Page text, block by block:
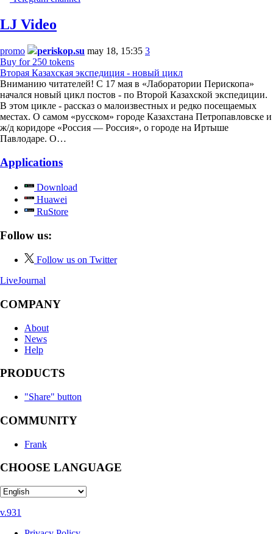
LJ Video
promo periskop.su may 18, 15:35 3
Buy for 250 tokens
Вторая Казахская экспедиция - новый цикл
Вниманию читателей! С 17 мая в «Лаборатории Перископа»
начался новый цикл постов - по Второй Казахской экспедиции.
В этом цикле - рассказ о малоизвестных и редко посещаемых
местах. О самом «русском» городе Казахстана Петропавловске и
ж/д коридоре «Россия — Россия», о городе на Иртыше
Павлодаре. О…
Applications
Download
Huawei
RuStore
Follow us:
Follow us on Twitter
LiveJournal
COMPANY
About
News
Help
PRODUCTS
"Share" button
COMMUNITY
Frank
CHOOSE LANGUAGE
v.931